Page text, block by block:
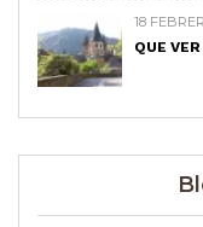
18
QUE